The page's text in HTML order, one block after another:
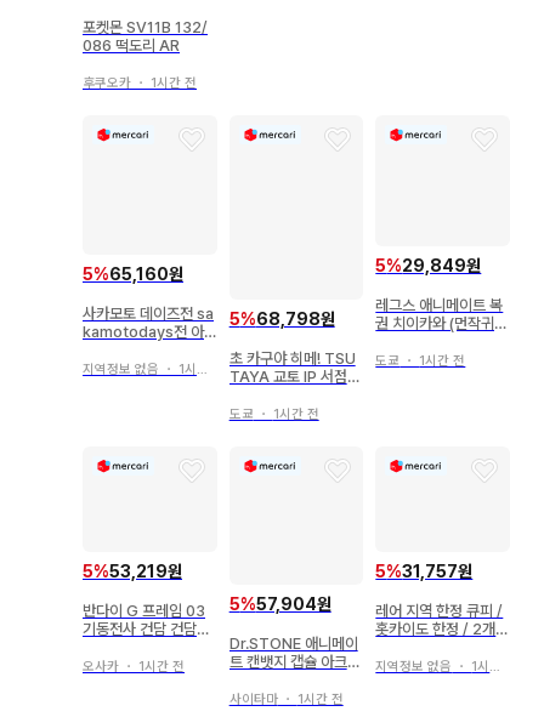
포켓몬 SV11B 132/
086 떡도리 AR
후쿠오카 ・ 1시간 전
5%65,160원
사카모토 데이즈전 sa
kamotodays전 아
뱃지
지역정보 없음 ・ 1시간 전
5%68,798원
초 카구야 히메! TSU
TAYA 교토 IP 서점
6개 세트
도쿄 ・ 1시간 전
5%29,849원
레그스 애니메이트 복
권 치이카와 (먼작귀)
억 모몽가&헌책방 파
도쿄 ・ 1시간 전
5%53,219원
반다이 G 프레임 03
기동전사 건담 건담
7A+07F
오사카 ・ 1시간 전
5%57,904원
Dr.STONE 애니메이
트 캔뱃지 캡슐 아크릴
사이타마・ 1시간 전
5%31,757원
레어 지역 한정 큐피 /
홋카이도 한정 / 2개
지역정보 없음 ・ 1시간 전